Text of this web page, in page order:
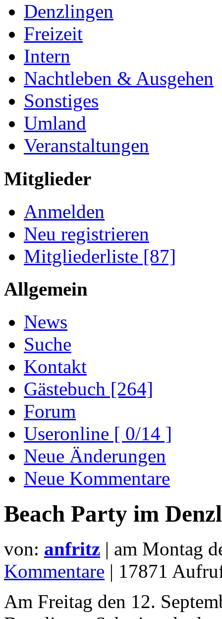
Denzlingen
Freizeit
Intern
Nachtleben & Ausgehen
Sonstiges
Umland
Veranstaltungen
Mitglieder
Anmelden
Neu registrieren
Mitgliederliste [87]
Allgemein
News
Suche
Kontakt
Gästebuch [264]
Forum
Useronline [ 0/14 ]
Neue Änderungen
Neue Kommentare
Beach Party im
von: anfritz | am Montag
Kommentare | 17871
Am Freitag den 12.